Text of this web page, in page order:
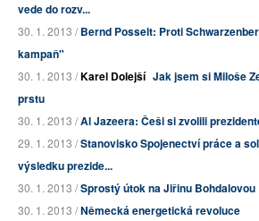
vede do rozv...
30. 1. 2013 /Bernd Posselt: Proti
kampaň"
30. 1. 2013 /Karel Dolejší Jak jsem si Miloše
prstu
30. 1. 2013 /Al Jazeera: Češi si zvolili
29. 1. 2013 /Stanovisko Spojenectví práce a
výsledku prezide...
30. 1. 2013 /Sprostý útok na Jiřinu Bohdalovou
30. 1. 2013 /Německá energetická revoluce